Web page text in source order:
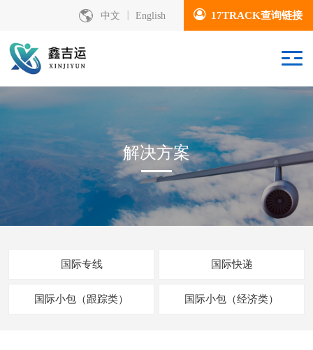
中文 English 17TRACK查询链接
解决方案
国际专线 国际快递
国际小包（跟踪类） 国际小包（经济类）